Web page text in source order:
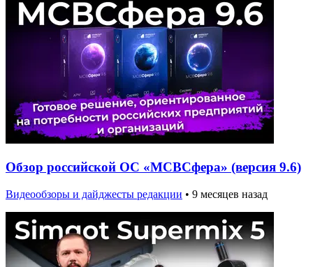
Обзор российской ОС «МСВСфера» (версия 9.6)
Видеообзоры и дайджесты редакции • 9 месяцев назад